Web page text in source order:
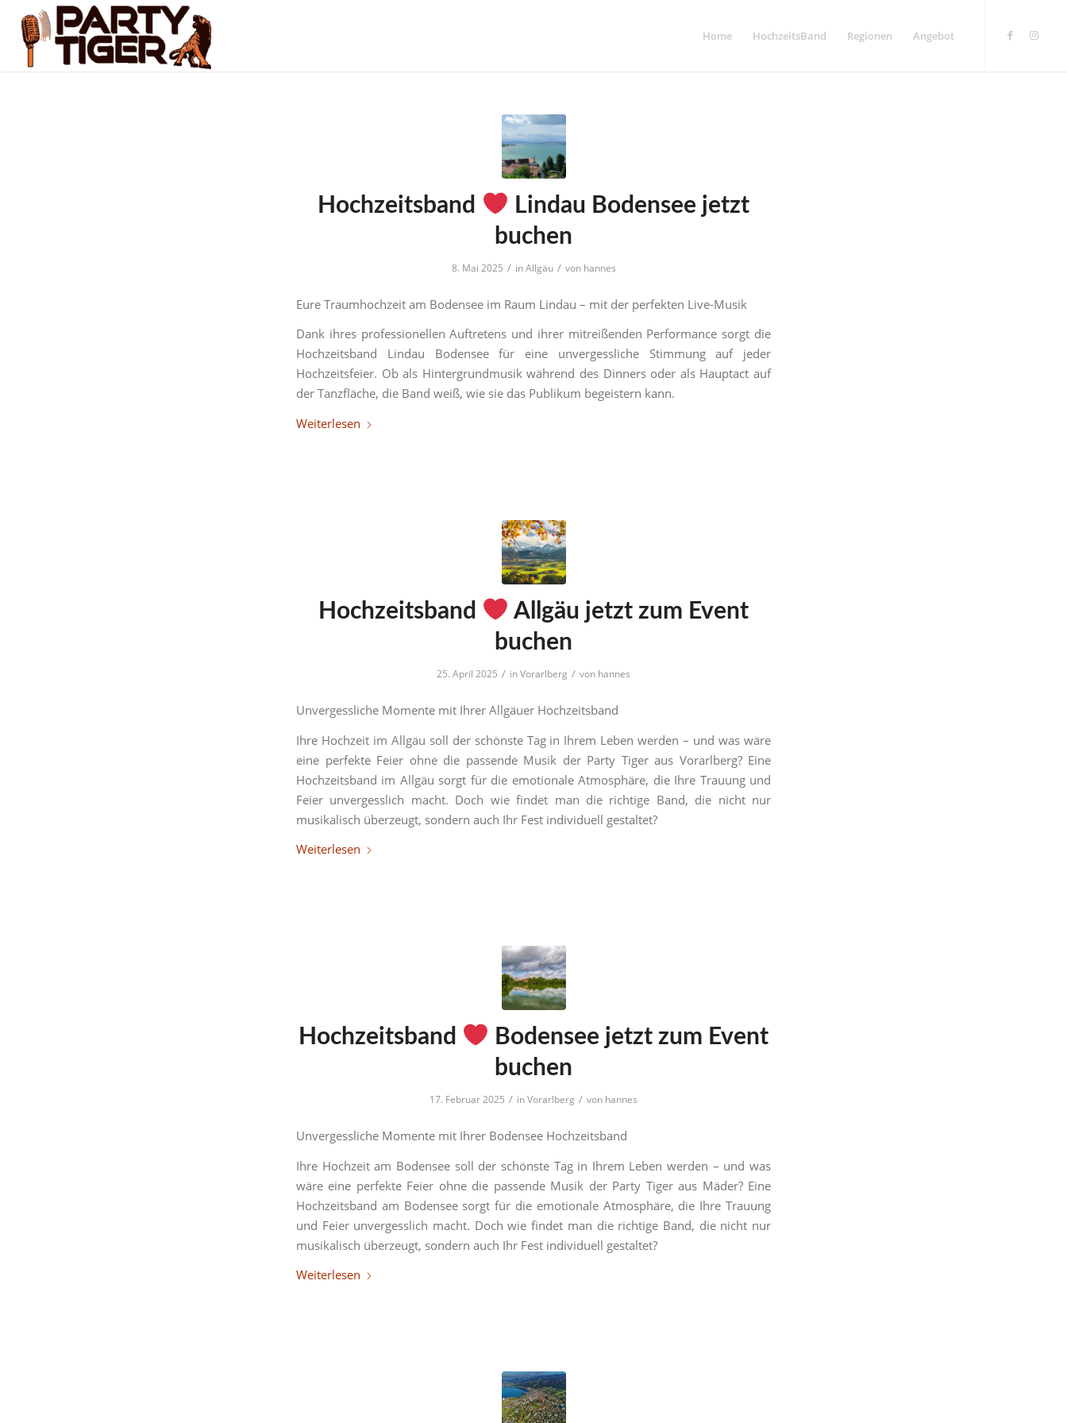
Home HochzeitsBand Regionen Angebot
Hochzeitsband
Lindau Bodensee jetzt
buchen
8. Mai 2025 / inAllgäu / von hannes
Eure Traumhochzeit am Bodensee im Raum Lindau – mit der perfekten Live-Musik
Dank ihres professionellen Auftretens und ihrer mitreißenden Performance sorgt die
Hochzeitsband Lindau Bodensee für eine unvergessliche Stimmung auf jeder
Hochzeitsfeier. Ob als Hintergrundmusik während des Dinners oder als Hauptact auf
der Tanzfläche, die Band weiß, wie sie das Publikum begeistern kann.
Weiterlesen
Hochzeitsband
Allgäu jetzt zum Event
buchen
25. April 2025 / inVorarlberg / von hannes
Unvergessliche Momente mit Ihrer Allgäuer Hochzeitsband
Ihre Hochzeit im Allgäu soll der schönste Tag in Ihrem Leben werden – und was wäre
eine perfekte Feier ohne die passende Musik der Party Tiger aus Vorarlberg? Eine
Hochzeitsband im Allgäu sorgt für die emotionale Atmosphäre, die Ihre Trauung und
Feier unvergesslich macht. Doch wie findet man die richtige Band, die nicht nur
musikalisch überzeugt, sondern auch Ihr Fest individuell gestaltet?
Weiterlesen
Hochzeitsband
Bodensee jetzt zum Event
buchen
17. Februar 2025 / inVorarlberg / von hannes
Unvergessliche Momente mit Ihrer Bodensee Hochzeitsband
Ihre Hochzeit am Bodensee soll der schönste Tag in Ihrem Leben werden – und was
wäre eine perfekte Feier ohne die passende Musik der Party Tiger aus Mäder? Eine
Hochzeitsband am Bodensee sorgt für die emotionale Atmosphäre, die Ihre Trauung
und Feier unvergesslich macht. Doch wie findet man die richtige Band, die nicht nur
musikalisch überzeugt, sondern auch Ihr Fest individuell gestaltet?
Weiterlesen